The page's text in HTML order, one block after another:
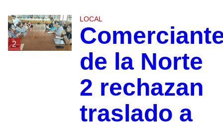
2
LOCAL
de la Norte
2 rechazan
traslado a